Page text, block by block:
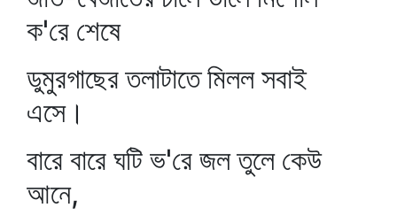
ক'রে শেষে
ডুমুরগাছের তলাটাতে মিলল সবাই
এসে।
বারে বারে ঘটি ভ'রে জল তুলে কেউ
আনে,